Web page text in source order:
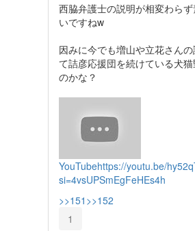
西脇弁護士の説明が相変わら
いですねw
因みに今でも増山や立花さん
て詰彦応援団を続けている犬
のかな？
YouTubehttps://youtu.be/
si=4vsUPSmEgFeHEs4h
>>151 >>152
1